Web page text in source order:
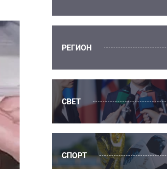
РЕГИОН
СВЕТ
СПОРТ